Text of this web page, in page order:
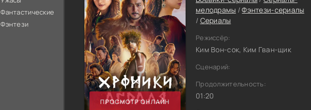
ПРОСМОТР ОНЛАЙН
мелодрамы /Фэнтези-сериалы
/ Сериалы
Режиссёр:
Ким Вон-сок, Ким Гван-щик
Сценарий:
Продолжительность:
01:20
Фантастические
Фэнтези